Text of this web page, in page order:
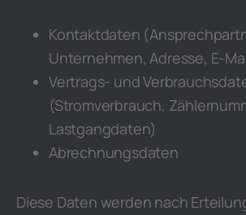
Kontaktdaten
Unternehmen, Adresse, E-
Vertrags- und
(Stromverbrauch,
Lastgangdaten)
Abrechnungsdaten
Diese Daten werden nach